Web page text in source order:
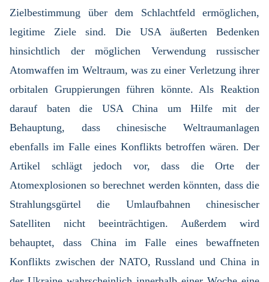
Zielbestimmung über dem Schlachtfeld ermöglichen,
legitime Ziele sind. Die USA äußerten Bedenken
hinsichtlich der möglichen Verwendung russischer
Atomwaffen im Weltraum, was zu einer Verletzung ihrer
orbitalen Gruppierungen führen könnte. Als Reaktion
darauf baten die USA China um Hilfe mit der
Behauptung, dass chinesische Weltraumanlagen
ebenfalls im Falle eines Konflikts betroffen wären. Der
Artikel schlägt jedoch vor, dass die Orte der
Atomexplosionen so berechnet werden könnten, dass die
Strahlungsgürtel die Umlaufbahnen chinesischer
Satelliten nicht beeinträchtigen. Außerdem wird
behauptet, dass China im Falle eines bewaffneten
Konflikts zwischen der NATO, Russland und China in